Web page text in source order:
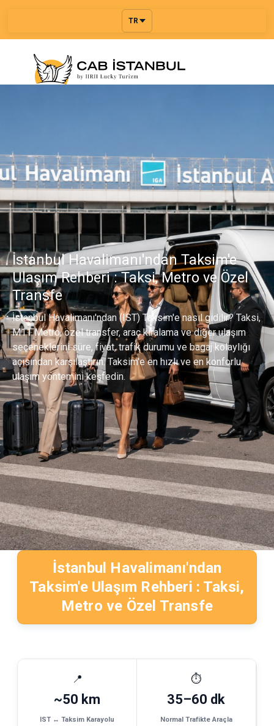
TR
İstanbul Havalimanı'ndan Taksim'e
Ulaşım Rehberi : Taksi, Metro ve Özel
Transfe
İstanbul Havalimanı'ndan (IST) Taksim'e nasıl gidilir? Taksi,
M11 Metro, özel transfer, araç kiralama ve diğer ulaşım
seçeneklerini süre, fiyat, trafik durumu ve bagaj kolaylığı
açısından karşılaştırın. Taksim'e en hızlı ve en konforlu
ulaşım yöntemini keşfedin.
İstanbul Havalimanı'ndan
Taksim'e Ulaşım Rehberi : Taksi,
Metro ve Özel Transfe
📍
~50 km
IST ↔ Taksim Karayolu
⏱
35–60 dk
Normal Trafikte Araçla